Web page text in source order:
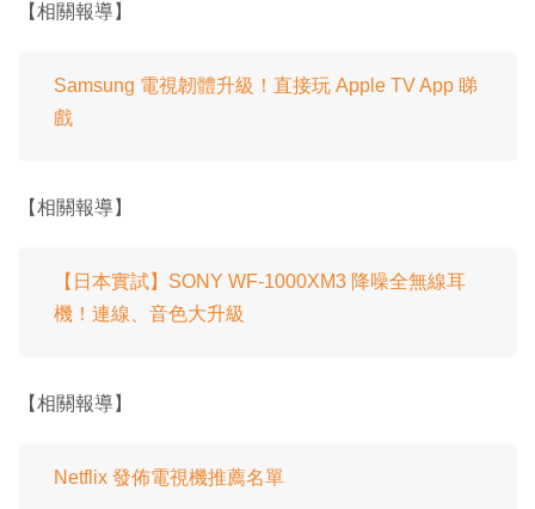
【相關報導】
Samsung 電視韌體升級！直接玩 Apple TV App 睇
戲
【相關報導】
【日本實試】SONY WF-1000XM3 降噪全無線耳
機！連線、音色大升級
【相關報導】
Netflix 發佈電視機推薦名單